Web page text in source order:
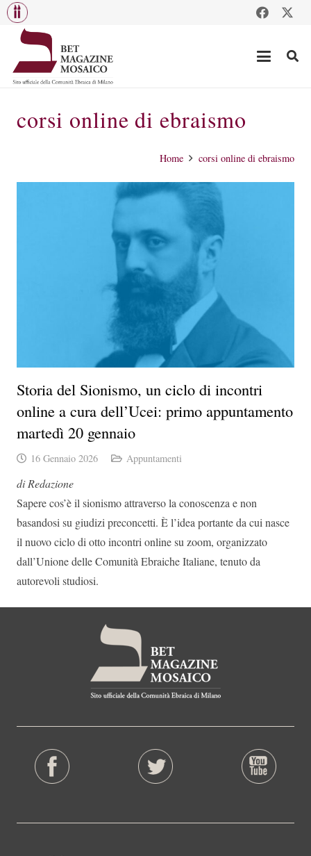
corsi online di ebraismo
Home corsi online di ebraismo
Storia del Sionismo, un ciclo di incontri
online a cura dell’Ucei: primo appuntamento
martedì 20 gennaio
16 Gennaio 2026 Appuntamenti
di Redazione
Sapere cos’è il sionismo attraverso la conoscenza e non
basandosi su giudizi preconcetti. È l’idea portante da cui nasce
il nuovo ciclo di otto incontri online su zoom, organizzato
dall’Unione delle Comunità Ebraiche Italiane, tenuto da
autorevoli studiosi.